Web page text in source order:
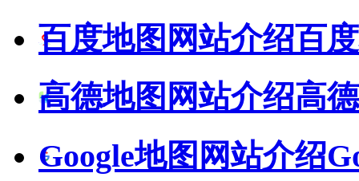
百度地图网站介绍百
高德地图网站介绍高
Google地图网站介绍